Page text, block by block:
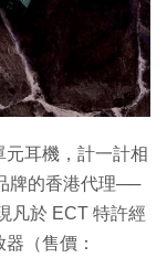
耳機，計一計相
牌的香港代理──
凡於 ECT 特許經
（售價：